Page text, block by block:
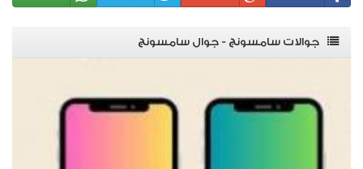
جوالات سامسونج - جوال سامسونج